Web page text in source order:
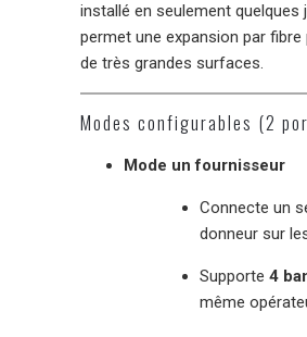
installé en seulement quelques
permet une expansion par
de très grandes surfaces.
Modes configurables (2
Mode un fournisseur
Connecte un
donneur sur
Supporte 4
même